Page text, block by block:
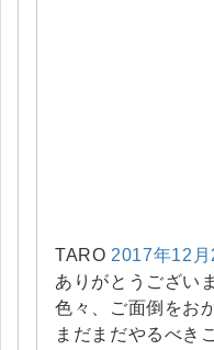
TARO 2017年12月
ありがとうござい
色々、ご面倒をお
まだまだやるべき